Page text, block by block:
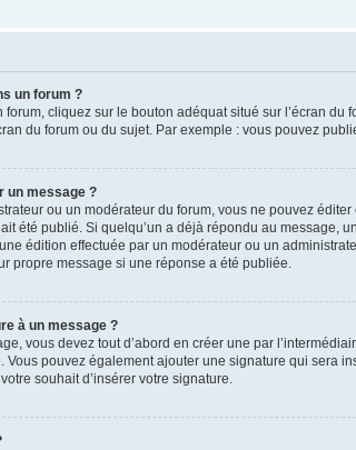
un forum ?
cliquez sur le bouton adéquat situé sur l’écran
du forum ou du sujet. Par exemple : vous pouvez
un message ?
ou un modérateur du forum, vous ne pouvez
été publié. Si quelqu’un a déjà répondu au message,
édition effectuée par un modérateur ou un
propre message si une réponse a été publiée.
à un message ?
vous devez tout d’abord en créer une par
Vous pouvez également ajouter une signature qui sera
souhait d’insérer votre signature.